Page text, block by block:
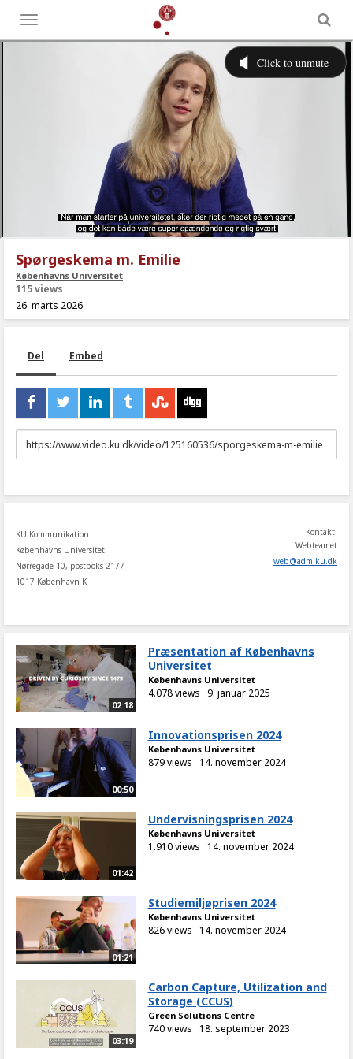
Toggle
menu
Spørgeskema m. Emilie
Københavns Universitet
115 views
26. marts 2026
Del Embed
URL
to
KU Kommunikation
Københavns Universitet
Nørregade 10, postboks 2177
1017 København K
Kontakt:
Webteamet
web@adm.ku.dk
02:18
Præsentation af Københavns
Universitet
Københavns Universitet
4.078 views 9. januar 2025
00:50
Innovationsprisen 2024
Københavns Universitet
879 views 14. november 2024
01:42
Undervisningsprisen 2024
Københavns Universitet
1.910 views 14. november 2024
01:21
Studiemiljøprisen 2024
Københavns Universitet
826 views 14. november 2024
03:19
Carbon Capture, Utilization and
Storage (CCUS)
Green Solutions Centre
740 views 18. september 2023